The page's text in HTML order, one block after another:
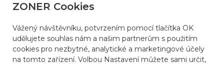
ZONER Cookies
Vážený návštěvníku, potvrzením pomocí tlačítka OK
udělujete souhlas nám a našim partnerům s použitím
cookies pro nezbytné, analytické a marketingové účely
na tomto zařízení. Volbou Nastavení můžete sami určit,